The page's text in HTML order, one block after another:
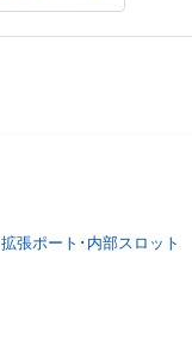
拡張ポート･内部スロット